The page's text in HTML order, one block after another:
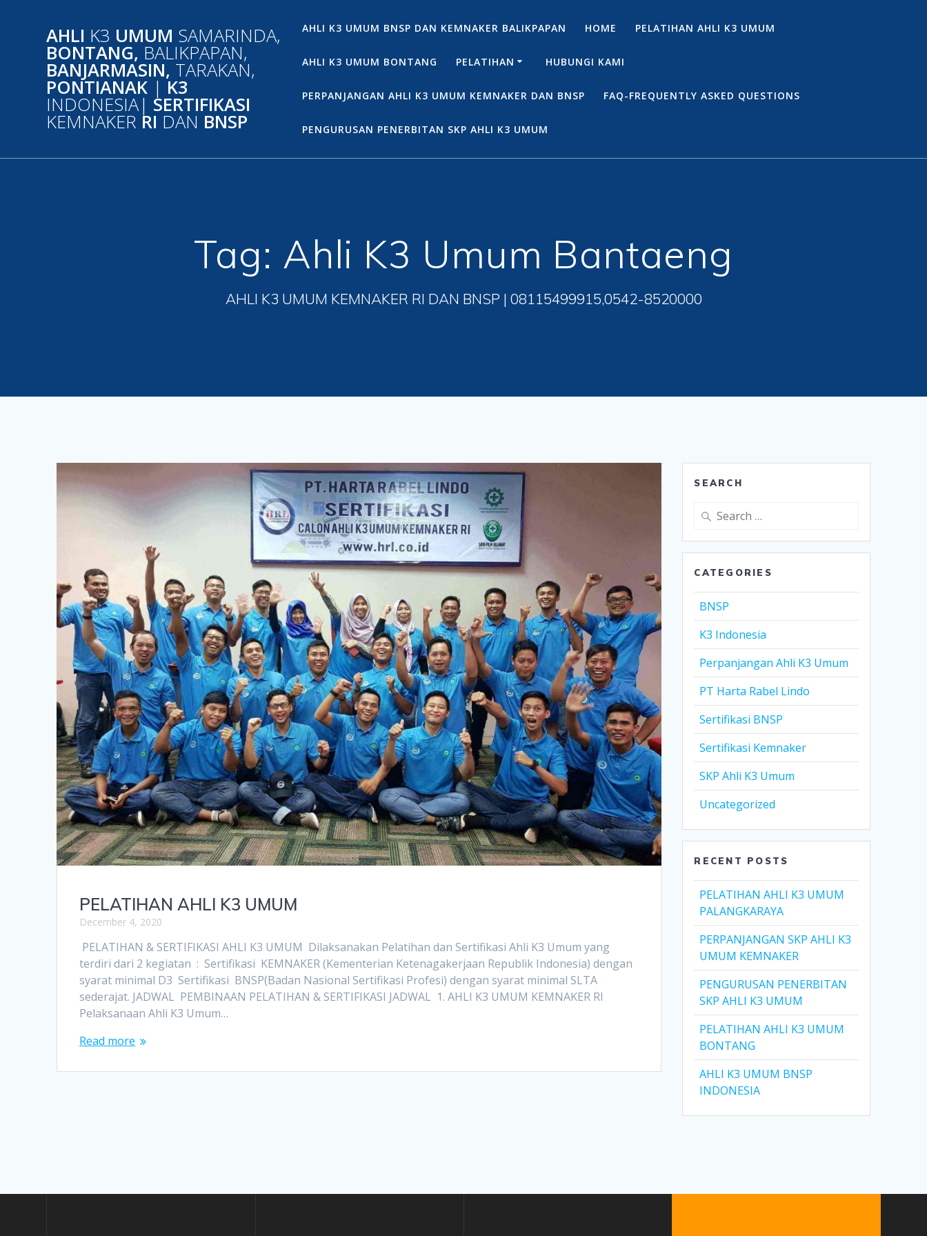
AHLI K3 UMUM SAMARINDA,
BONTANG, BALIKPAPAN,
BANJARMASIN, TARAKAN,
PONTIANAK | K3
INDONESIA| SERTIFIKASI
KEMNAKER RI DAN BNSP
AHLI K3 UMUM BNSP DAN KEMNAKER BALIKPAPAN HOME PELATIHAN AHLI K3 UMUM
AHLI K3 UMUM BONTANG PELATIHAN HUBUNGI KAMI
PERPANJANGAN AHLI K3 UMUM KEMNAKER DAN BNSP FAQ-FREQUENTLY ASKED QUESTIONS
PENGURUSAN PENERBITAN SKP AHLI K3 UMUM
Tag: Ahli K3 Umum Bantaeng
AHLI K3 UMUM KEMNAKER RI DAN BNSP | 08115499915,0542-8520000
PELATIHAN AHLI K3 UMUM
December 4, 2020
PELATIHAN & SERTIFIKASI AHLI K3 UMUM Dilaksanakan Pelatihan dan Sertifikasi Ahli K3 Umum yang
terdiri dari 2 kegiatan : Sertifikasi KEMNAKER (Kementerian Ketenagakerjaan Republik Indonesia) dengan
syarat minimal D3 Sertifikasi BNSP(Badan Nasional Sertifikasi Profesi) dengan syarat minimal SLTA
sederajat. JADWAL PEMBINAAN PELATIHAN & SERTIFIKASI JADWAL 1. AHLI K3 UMUM KEMNAKER RI
Pelaksanaan Ahli K3 Umum…
Read more
SEARCH
Search
CATEGORIES
BNSP
K3 Indonesia
Perpanjangan Ahli K3 Umum
PT Harta Rabel Lindo
Sertifikasi BNSP
Sertifikasi Kemnaker
SKP Ahli K3 Umum
Uncategorized
RECENT POSTS
PELATIHAN AHLI K3 UMUM
PALANGKARAYA
PERPANJANGAN SKP AHLI K3
UMUM KEMNAKER
PENGURUSAN PENERBITAN
SKP AHLI K3 UMUM
PELATIHAN AHLI K3 UMUM
BONTANG
AHLI K3 UMUM BNSP
INDONESIA